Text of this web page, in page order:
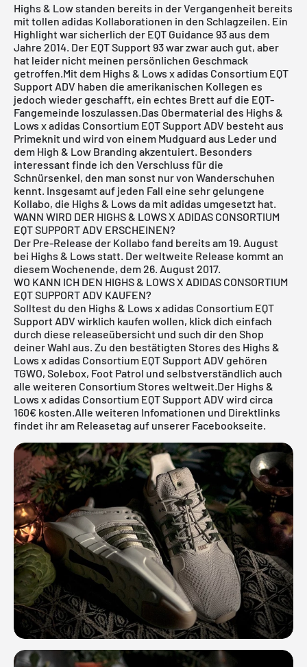
Highs & Low standen bereits in der Vergangenheit bereits
mit tollen adidas Kollaborationen in den Schlagzeilen. Ein
Highlight war sicherlich der EQT Guidance 93aus dem
Jahre 2014. Der EQT Support 93 war zwar auch gut, aber
hat leider nicht meinen persönlichen Geschmack
getroffen.Mit dem Highs & Lows x adidas Consortium EQT
Support ADV haben die amerikanischen Kollegen es
jedoch wieder geschafft, ein echtes Brett auf die EQT-
Fangemeinde loszulassen.Das Obermaterial des Highs &
Lows x adidas Consortium EQT Support ADV besteht aus
Primeknit und wird von einem Mudguard aus Leder und
dem High & Low Branding akzentuiert. Besonders
interessant finde ich den Verschluss für die
Schnürsenkel, den man sonst nur von Wanderschuhen
kennt. Insgesamt auf jeden Fall eine sehr gelungene
Kollabo, die Highs & Lows da mitadidas umgesetzt hat.
WANN WIRD DER HIGHS & LOWS X ADIDAS CONSORTIUM
EQT SUPPORT ADV ERSCHEINEN?
Der Pre-Release der Kollabo fand bereits am 19. August
bei Highs & Lows statt. Der weltweite Release kommt an
diesem Wochenende, dem 26. August 2017.
WO KANN ICH DEN HIGHS & LOWS X ADIDAS CONSORTIUM
EQT SUPPORT ADV KAUFEN?
Solltest du den Highs & Lows x adidas Consortium EQT
Support ADV wirklich kaufen wollen, klick dich einfach
durch diese releaseübersicht und such dir den Shop
deiner Wahl aus. Zu den bestätigten Stores des Highs &
Lows x adidas Consortium EQT Support ADV gehören
TGWO, Solebox, Foot Patrol und selbstverständlich auch
alle weiteren Consortium Stores weltweit.Der Highs &
Lows x adidas Consortium EQT Support ADV wird circa
160€ kosten.Alle weiteren Infomationen und Direktlinks
findet ihr am Releasetag auf unserer Facebookseite.